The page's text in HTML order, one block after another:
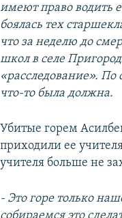
имеют право водить
боялась тех
что за неделю до
школ в селе
«расследование».
что-то была должна.
Убитые горем
приходили ее
учителя больше не
- Это горе только